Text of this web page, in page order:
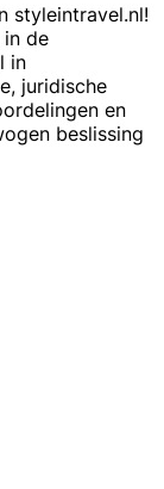
styleintravel.nl!
in de
in
juridische
en
beslissing